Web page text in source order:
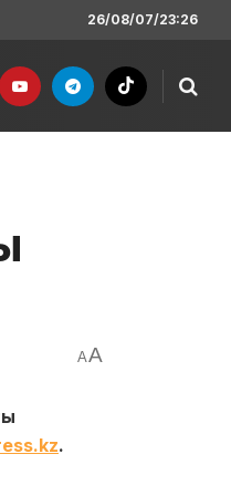
26/08/07/23:26
AA
.